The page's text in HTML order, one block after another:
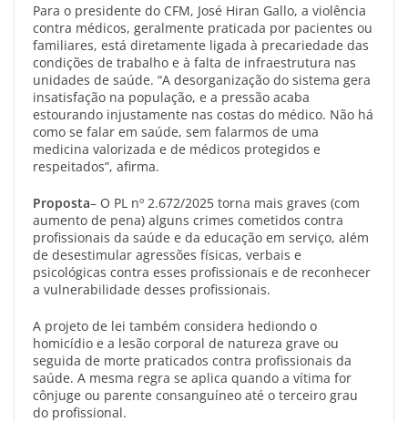
Para o presidente do CFM, José Hiran Gallo, a violência
contra médicos, geralmente praticada por pacientes ou
familiares, está diretamente ligada à precariedade das
condições de trabalho e à falta de infraestrutura nas
unidades de saúde. “A desorganização do sistema gera
insatisfação na população, e a pressão acaba
estourando injustamente nas costas do médico. Não há
como se falar em saúde, sem falarmos de uma
medicina valorizada e de médicos protegidos e
respeitados”, afirma.
Proposta– O PL nº 2.672/2025 torna mais graves (com
aumento de pena) alguns crimes cometidos contra
profissionais da saúde e da educação em serviço, além
de desestimular agressões físicas, verbais e
psicológicas contra esses profissionais e de reconhecer
a vulnerabilidade desses profissionais.
A projeto de lei também considera hediondo o
homicídio e a lesão corporal de natureza grave ou
seguida de morte praticados contra profissionais da
saúde. A mesma regra se aplica quando a vítima for
cônjuge ou parente consanguíneo até o terceiro grau
do profissional.